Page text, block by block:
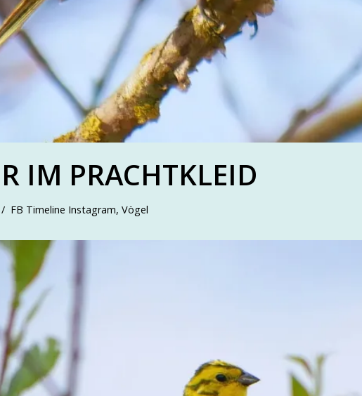
IM PRACHTKLEID
FB Timeline Instagram, Vögel